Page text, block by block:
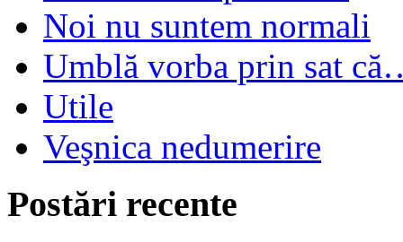
Noi nu suntem normali
Umblă vorba prin sat
Utile
Veşnica nedumerire
Postări recente